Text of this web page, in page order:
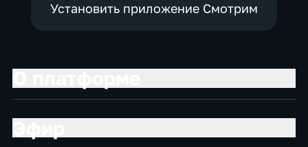
Установить приложение Смотрим